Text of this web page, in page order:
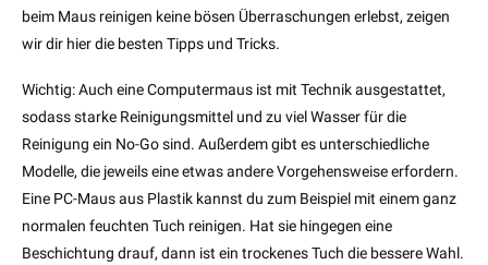
beim Maus reinigen keine bösen Überraschungen erlebst, zeigen
wir dir hier die besten Tipps und Tricks.
Wichtig: Auch eine Computermaus ist mit Technik ausgestattet,
sodass starke Reinigungsmittel und zu viel Wasser für die
Reinigung ein No-Go sind. Außerdem gibt es unterschiedliche
Modelle, die jeweils eine etwas andere Vorgehensweise erfordern.
Eine PC-Maus aus Plastik kannst du zum Beispiel mit einem ganz
normalen feuchten Tuch reinigen. Hat sie hingegen eine
Beschichtung drauf, dann ist ein trockenes Tuch die bessere Wahl.